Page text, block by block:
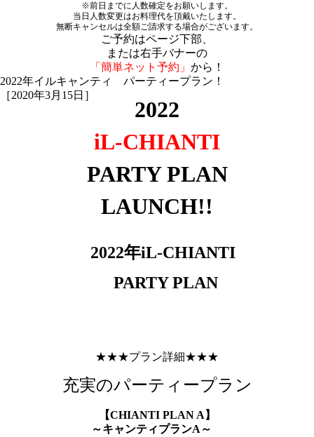
※前日までに人数確定をお願いします。
当日人数変更はお料理代を頂戴いたします。
無断キャンセルは全額ご請求する場合がございます。
ご予約はページ下部、
または右手バナーの
「簡単ネット予約」 から！
2022年イルキャンティ パーティープラン！
［2020年3月15日］
2022
iL-CHIANTI
PARTY PLAN
LAUNCH!!
2022年iL-CHIANTI
PARTY PLAN
★★★プラン詳細★★★
充実のパーティープラン
【CHIANTI PLAN A 】
～キャンティプランA ～